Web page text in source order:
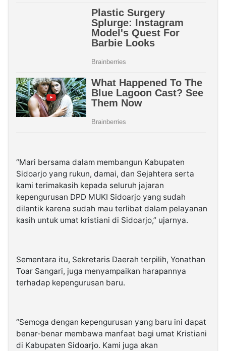
“Mari bersama dalam membangun Kabupaten
Sidoarjo yang rukun, damai, dan Sejahtera serta
kami terimakasih kepada seluruh jajaran
kepengurusan DPD MUKI Sidoarjo yang sudah
dilantik karena sudah mau terlibat dalam pelayanan
kasih untuk umat kristiani di Sidoarjo,” ujarnya.
Sementara itu, Sekretaris Daerah terpilih, Yonathan
Toar Sangari, juga menyampaikan harapannya
terhadap kepengurusan baru.
“Semoga dengan kepengurusan yang baru ini dapat
benar-benar membawa manfaat bagi umat Kristiani
di Kabupaten Sidoarjo. Kami juga akan